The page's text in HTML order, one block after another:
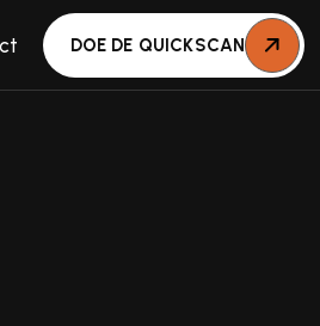
DOE DE QUICKSCAN